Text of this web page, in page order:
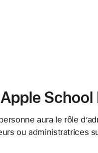
School
aura le rôle
ou administratrices